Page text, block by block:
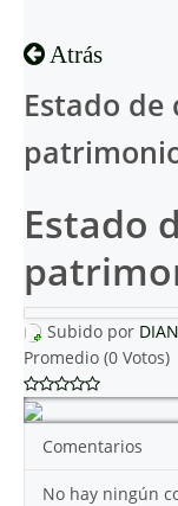
Atrás
Estado de
Estado
Subido por
Promedio (0 Votos)
Comentarios
No hay ningún